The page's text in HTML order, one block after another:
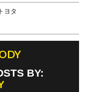
トヨタ
BY: